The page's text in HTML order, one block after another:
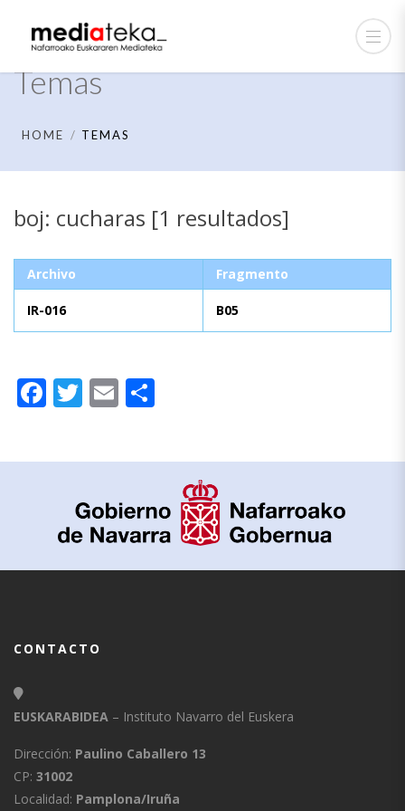
Temas
HOME TEMAS
boj: cucharas [1 resultados]
Archivo Fragmento
IR-016 B05
Facebook
Twitter
Email
CONTACTO
EUSKARABIDEA – Instituto Navarro del Euskera
Dirección: Paulino Caballero 13
CP: 31002
Localidad: Pamplona/Iruña